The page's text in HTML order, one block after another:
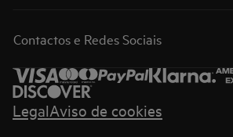
Contactos e Redes Sociais
LegalAviso de cookies